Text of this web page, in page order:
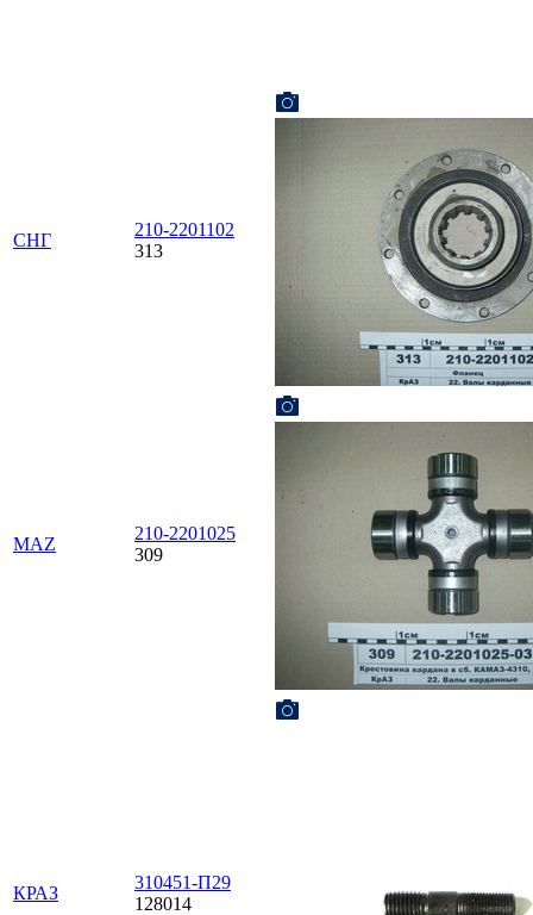
СНГ
210-2201102
313
MAZ
210-2201025
309
КРАЗ
310451-П29
128014